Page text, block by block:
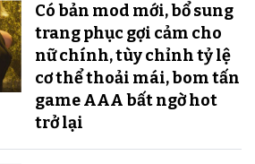
Có bản mod mới, bổ sung
trang phục gợi cảm cho
nữ chính, tùy chỉnh tỷ lệ
cơ thể thoải mái, bom tấn
game AAA bất ngờ hot
trở lại